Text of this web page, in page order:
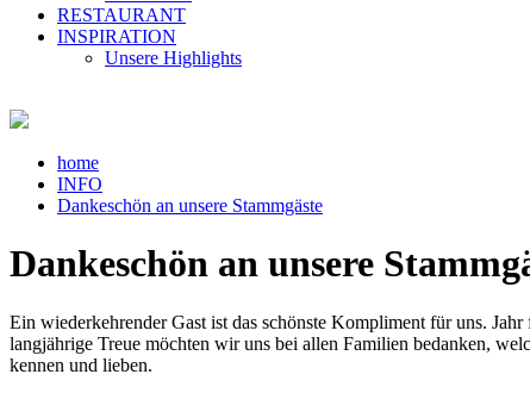
RESTAURANT
INSPIRATION
Unsere Highlights
home
INFO
Dankeschön an unsere Stammgäste
Dankeschön an unsere
Ein wiederkehrender Gast ist das schönste Kompliment für uns.
langjährige Treue möchten wir uns bei allen Familien bedanken,
kennen und lieben.